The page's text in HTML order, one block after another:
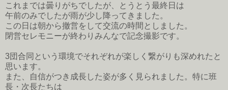
これまでは曇りがちでしたが、とうとう最終日は
午前のみでしたが雨が少し降ってきました。
この日は朝から撤営をして交流の時間としました。
閉営セレモニーが終わりみんなで記念撮影です。
3団合同という環境でそれぞれが楽しく繋がりも深めれたと
思います。
また、自信がつき成長した姿が多く見られました。特に班
長・次長たちは